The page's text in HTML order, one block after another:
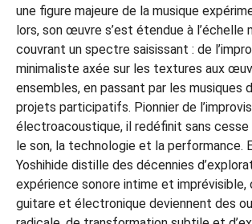
une figure majeure de la musique
lors, son œuvre s’est étendue à l’échelle
couvrant un spectre saisissant : de
minimaliste axée sur les textures aux
ensembles, en passant par les musiques
projets participatifs. Pionnier de
électroacoustique, il redéfinit sans
le son, la technologie et la performance.
Yoshihide distille des décennies
expérience sonore intime et imprévisible,
guitare et électronique deviennent des